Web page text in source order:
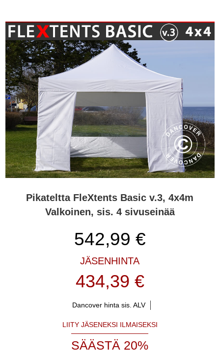
Pikateltta FleXtents Basic v.3, 4x4m
Valkoinen, sis. 4 sivuseinää
542,99 €
JÄSENHINTA
434,39 €
Dancover hinta sis. ALV
LIITY JÄSENEKSI ILMAISEKSI
SÄÄSTÄ 20%